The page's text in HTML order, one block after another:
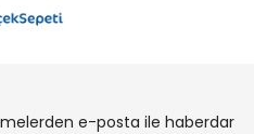
e-posta ile haberdar